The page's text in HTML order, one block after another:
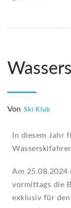
Von Ski Klub
In diesem Jahr
Am 25.08.2024
vormittags die
exklusiv für